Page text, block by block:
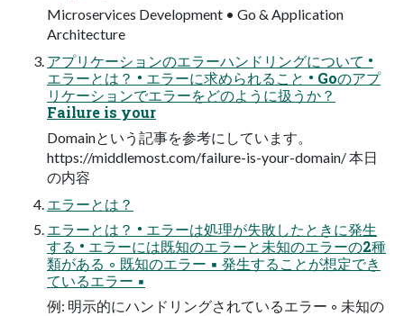
Microservices Development • Go & Application
Architecture
アプリケーションのエラーハンドリングについて •
エラーとは？ • エラーに求められること • Goのアプ
リケーションでエラーをどのように扱うか？
Failure is your
Domainという記事を参考にしています。
https://middlemost.com/failure-is-your-domain/ 本日
の内容
エラーとは？
エラーとは？ • エラーは処理が失敗したときに発生
する • エラーには既知のエラーと未知のエラーの2種
類がある ◦ 既知のエラー ▪ 発生することが想定でき
ているエラー ▪
例: 明示的にハンドリングされているエラー ◦ 未知の